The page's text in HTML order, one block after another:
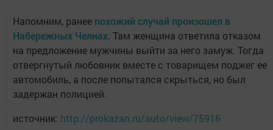
Напомним, ранее похожий случай произошел в
Набережных Челнах. Там женщина ответила отказом
на предложение мужчины выйти за него замуж. Тогда
отвергнутый любовник вместе с товарищем поджег ее
автомобиль, а после попытался скрыться, но был
задержан полицией.
источник: http://prokazan.ru/auto/view/75916